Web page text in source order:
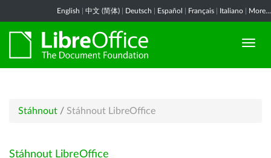
English 中文 (简体) Deutsch Español Français Italiano More...
Stáhnout / Stáhnout LibreOffice
Stáhnout LibreOffice